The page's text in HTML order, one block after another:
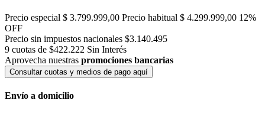
Precio especial $ 3.799.999,00 Precio habitual $ 4.299.999,00 12%
OFF
Precio sin impuestos nacionales $3.140.495
9 cuotas de $422.222 Sin Interés
Aprovecha nuestras promociones bancarias
Consultar cuotas y medios de pago aquí
Envío a domicilio